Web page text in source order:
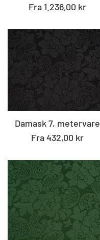
Fra 1.236,00 kr
Damask 7, metervare
Fra 432,00 kr